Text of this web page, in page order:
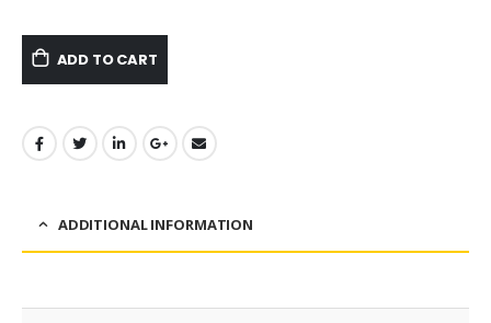
ADD TO CART
ADDITIONAL INFORMATION